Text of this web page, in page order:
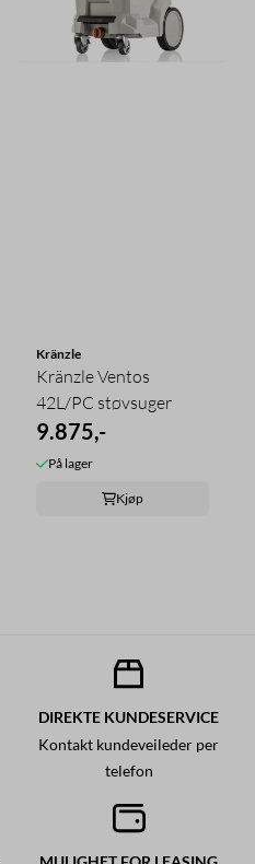
Kränzle
Kränzle Ventos
42L/PC støvsuger
9.875,-
På lager
Kjøp
DIREKTE KUNDESERVICE
Kontakt kundeveileder per
telefon